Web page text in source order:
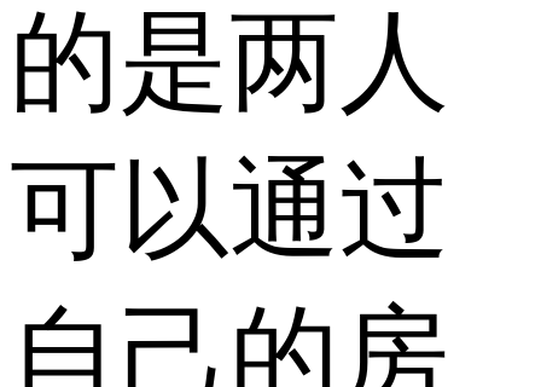
的是两人
可以通过
自己的房